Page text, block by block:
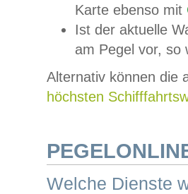
Karte ebenso mit
Ist der aktuelle
am Pegel vor,
Alternativ können die
höchsten
Welche Dienste